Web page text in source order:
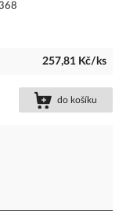
257,81 Kč/ks
do košíku